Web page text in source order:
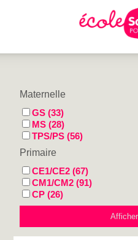
Maternelle
GS (33)
MS (28)
TPS/PS (56)
Primaire
CE1/CE2 (67)
CM1/CM2 (91)
CP (26)